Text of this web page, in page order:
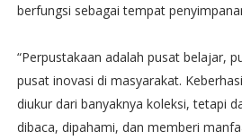
berfungsi sebagai tempat
“Perpustakaan adalah pusat belajar,
pusat inovasi di masyarakat.
diukur dari banyaknya koleksi, tetapi
dibaca, dipahami, dan memberi